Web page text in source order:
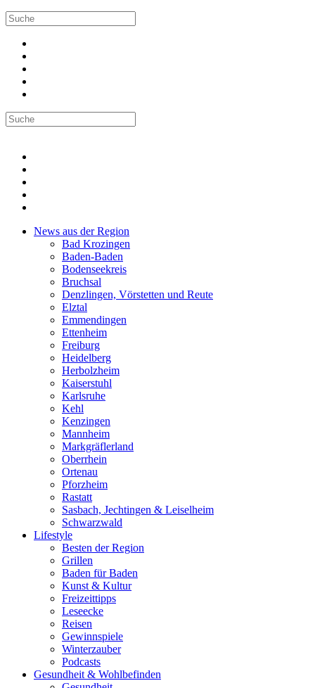
News aus der Region
Bad Krozingen
Baden-Baden
Bodenseekreis
Bruchsal
Denzlingen, Vörstetten und Reute
Elztal
Emmendingen
Ettenheim
Freiburg
Heidelberg
Herbolzheim
Kaiserstuhl
Karlsruhe
Kehl
Kenzingen
Mannheim
Markgräflerland
Oberrhein
Ortenau
Pforzheim
Rastatt
Sasbach, Jechtingen & Leiselheim
Schwarzwald
Lifestyle
Besten der Region
Grillen
Baden für Baden
Kunst & Kultur
Freizeittipps
Leseecke
Reisen
Gewinnspiele
Winterzauber
Podcasts
Gesundheit & Wohlbefinden